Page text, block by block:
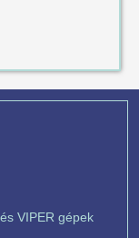
VIPER gépek